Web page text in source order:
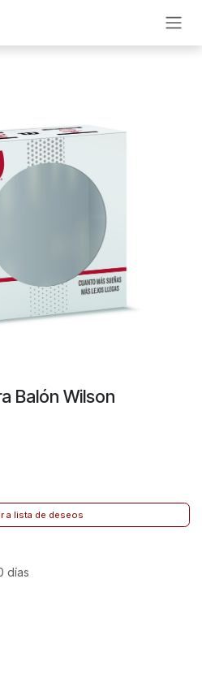
Balón Wilson
a lista de deseos
días